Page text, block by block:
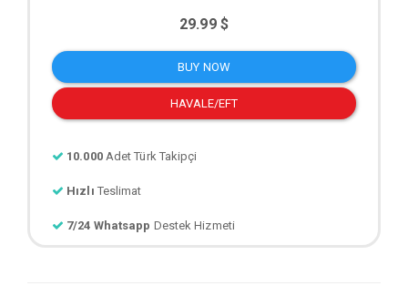
29.99 $
BUY NOW
HAVALE/EFT
10.000 Adet Türk Takipçi
Hızlı Teslimat
7/24 Whatsapp Destek Hizmeti